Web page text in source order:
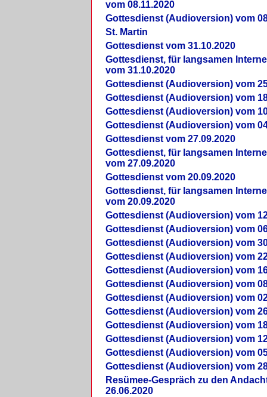
vom 08.11.2020
Gottesdienst (Audioversion) vom
St. Martin
Gottesdienst vom 31.10.2020
Gottesdienst, für langsamen
vom 31.10.2020
Gottesdienst (Audioversion) vom
Gottesdienst (Audioversion) vom
Gottesdienst (Audioversion) vom
Gottesdienst (Audioversion) vom
Gottesdienst vom 27.09.2020
Gottesdienst, für langsamen
vom 27.09.2020
Gottesdienst vom 20.09.2020
Gottesdienst, für langsamen
vom 20.09.2020
Gottesdienst (Audioversion) vom
Gottesdienst (Audioversion) vom
Gottesdienst (Audioversion) vom
Gottesdienst (Audioversion) vom
Gottesdienst (Audioversion) vom
Gottesdienst (Audioversion) vom
Gottesdienst (Audioversion) vom
Gottesdienst (Audioversion) vom
Gottesdienst (Audioversion) vom
Gottesdienst (Audioversion) vom
Gottesdienst (Audioversion) vom
Gottesdienst (Audioversion) vom
Re­sü­mee-Gespräch zu den
26.06.2020